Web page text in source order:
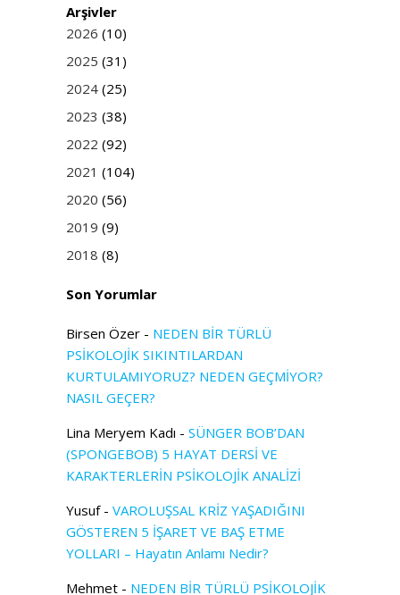
Arşivler
2026 (10)
2025 (31)
2024 (25)
2023 (38)
2022 (92)
2021 (104)
2020 (56)
2019 (9)
2018 (8)
Son Yorumlar
Birsen Özer - NEDEN BİR TÜRLÜ
PSİKOLOJİK SIKINTILARDAN
KURTULAMIYORUZ? NEDEN GEÇMİYOR?
NASIL GEÇER?
Lina Meryem Kadı - SÜNGER BOB’DAN
(SPONGEBOB) 5 HAYAT DERSİ VE
KARAKTERLERİN PSİKOLOJİK ANALİZİ
Yusuf- VAROLUŞSAL KRİZ YAŞADIĞINI
GÖSTEREN 5 İŞARET VE BAŞ ETME
YOLLARI – Hayatın Anlamı Nedir?
Mehmet - NEDEN BİR TÜRLÜ PSİKOLOJİK